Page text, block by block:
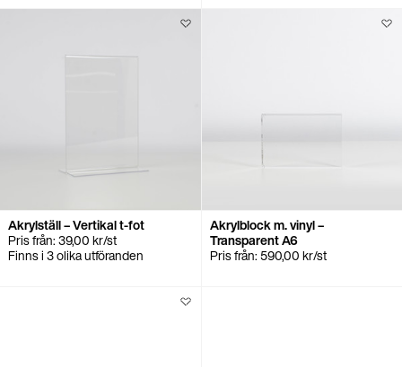
Akrylställ – Vertikal t-fot
Pris från:39,00kr/st
Finns i 3 olika utföranden
Akrylblock m. vinyl –
Transparent A6
Pris från:590,00kr/st